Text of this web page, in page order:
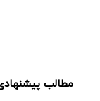
مطالب